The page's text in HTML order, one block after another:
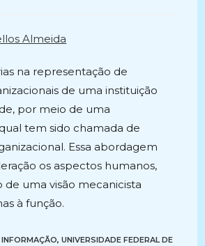
Almeida
na representação de
de uma instituição
por meio de uma
tem sido chamada de
Essa abordagem
os aspectos humanos,
uma visão mecanicista
à função.
, UNIVERSIDADE FEDERAL DE